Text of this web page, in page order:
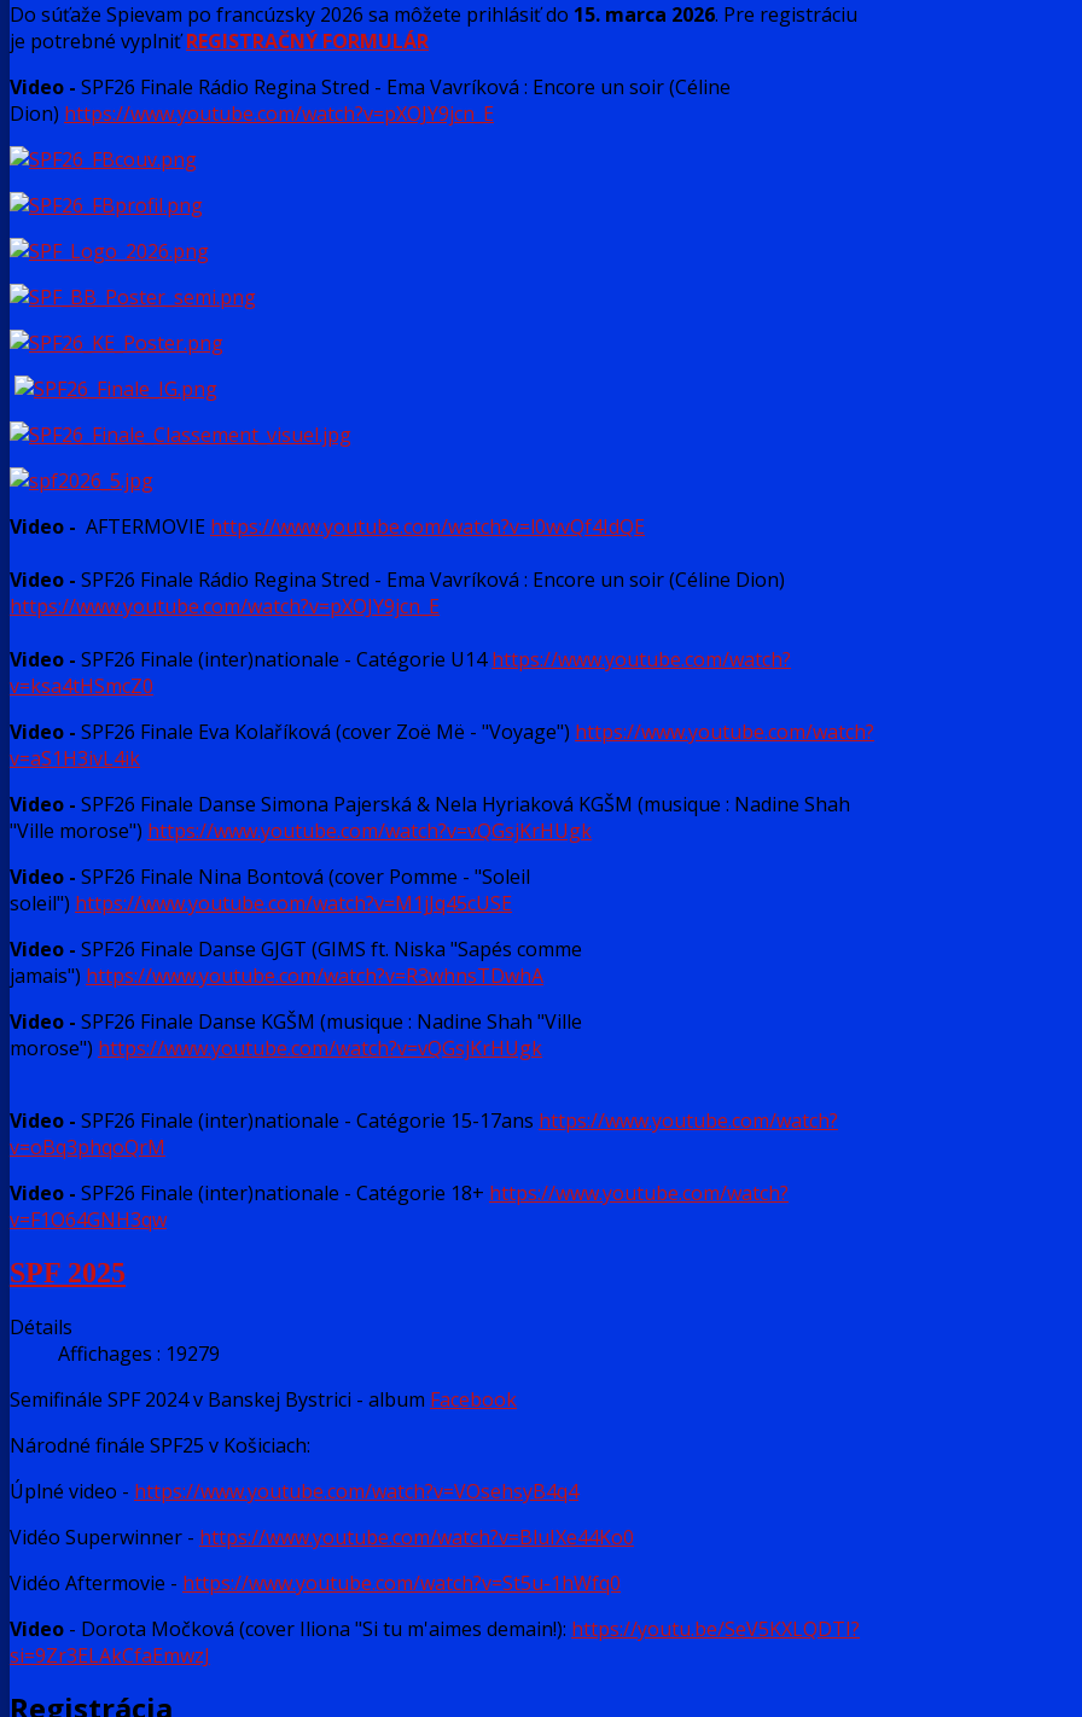
Do súťaže Spievam po francúzsky 2026 sa môžete prihlásiť do 15. marca 2026. Pre registráciu
je potrebné vyplniťREGISTRAČNÝ FORMULÁR
Video - SPF26 Finale Rádio Regina Stred - Ema Vavríková : Encore un soir (Céline
Dion) https://www.youtube.com/watch?v=pXOJY9jcn_E
Video - AFTERMOVIE https://www.youtube.com/watch?v=l0wvQf4IdQE
Video - SPF26 Finale Rádio Regina Stred - Ema Vavríková : Encore un soir (Céline Dion)
https://www.youtube.com/watch?v=pXOJY9jcn_E
Video - SPF26 Finale (inter)nationale - Catégorie U14https://www.youtube.com/watch?
v=ksa4tHSmcZ0
Video - SPF26 Finale Eva Kolaříková (cover Zoë Më - "Voyage") https://www.youtube.com/watch?
v=aS1H3ivL4ik
Video - SPF26 Finale Danse Simona Pajerská & Nela Hyriaková KGŠM (musique : Nadine Shah
"Ville morose") https://www.youtube.com/watch?v=vQGsjKrHUgk
Video - SPF26 Finale Nina Bontová (cover Pomme - "Soleil
soleil") https://www.youtube.com/watch?v=M1jJq45cUSE
Video - SPF26 Finale Danse GJGT (GIMS ft. Niska "Sapés comme
jamais") https://www.youtube.com/watch?v=R3whnsTDwhA
Video - SPF26 Finale Danse KGŠM (musique : Nadine Shah "Ville
morose") https://www.youtube.com/watch?v=vQGsjKrHUgk
Video - SPF26 Finale (inter)nationale - Catégorie 15-17ans https://www.youtube.com/watch?
v=oBq3phqoQrM
Video - SPF26 Finale (inter)nationale - Catégorie 18+ https://www.youtube.com/watch?
v=F1O64GNH3qw
SPF 2025
Détails
Affichages : 19279
Semifinále SPF 2024 v Banskej Bystrici - album Facebook
Národné finále SPF25 v Košiciach:
Úplné video - https://www.youtube.com/watch?v=VOsehsyB4q4
Vidéo Superwinner - https://www.youtube.com/watch?v=BluIXe44Ko0
Vidéo Aftermovie - https://www.youtube.com/watch?v=St5u-1hWfq0
Video - Dorota Močková (cover Iliona "Si tu m'aimes demain!): https://youtu.be/SeV5KXLQDTI?
si=9Zr3ELAkCfaEmwzJ
Registrácia